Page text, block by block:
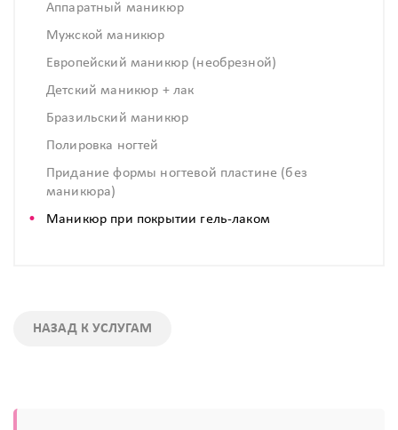
Аппаратный маникюр
Мужской маникюр
Европейский маникюр (необрезной)
Детский маникюр + лак
Бразильский маникюр
Полировка ногтей
Придание формы ногтевой пластине (без
маникюра)
Маникюр при покрытии гель-лаком
НАЗАД К УСЛУГАМ